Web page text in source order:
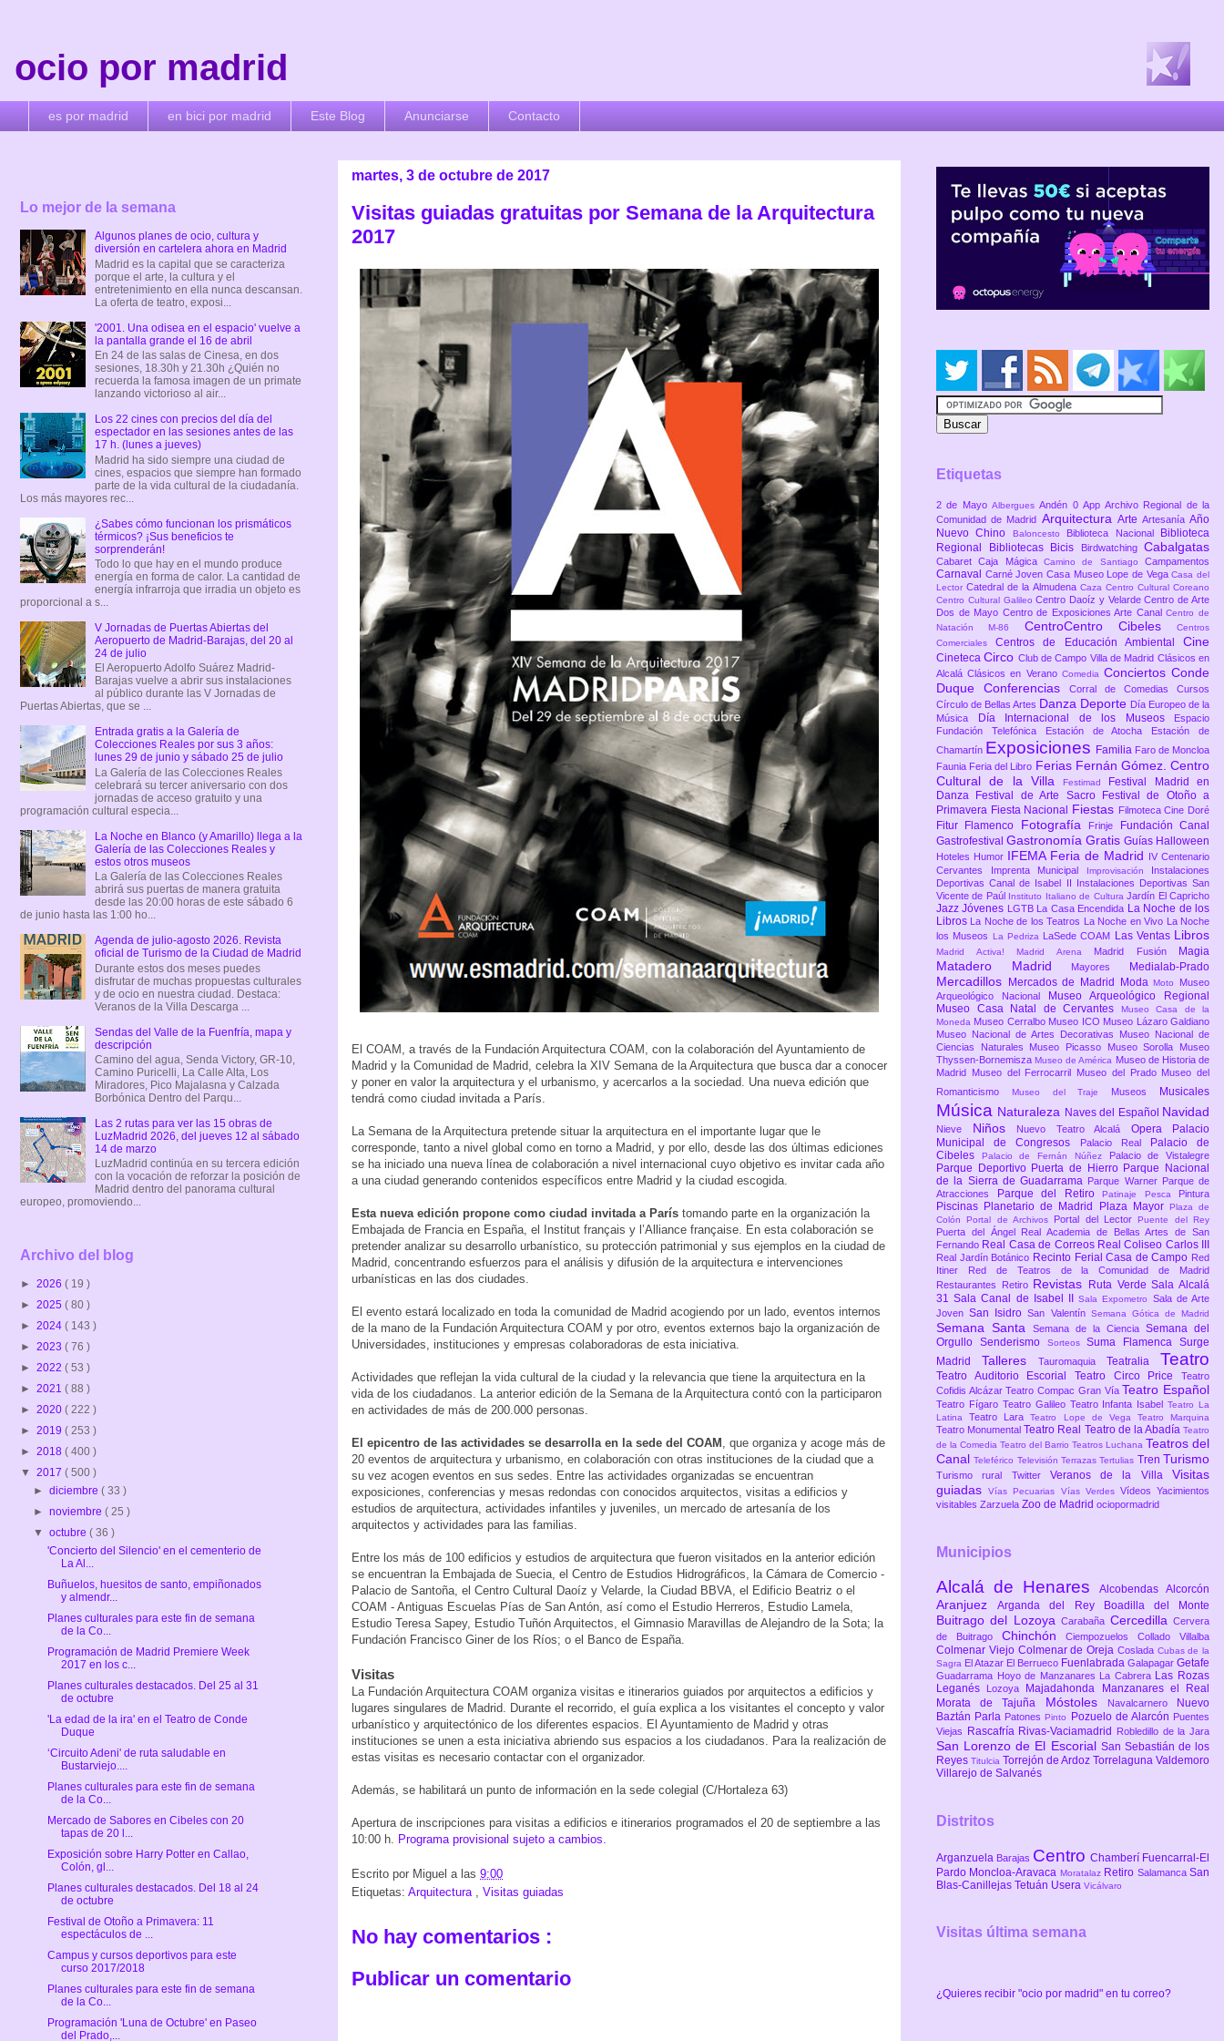
ocio por madrid
es por madrid en bici por madrid Este Blog Anunciarse Contacto
martes, 3 de octubre de 2017
Visitas guiadas gratuitas por Semana de la Arquitectura
2017
El COAM, a través de la Fundación Arquitectura COAM, con la colaboración del Ayuntamiento de
Madrid y la Comunidad de Madrid, celebra la XIV Semana de la Arquitectura que busca dar a conocer
y poner en valor la arquitectura y el urbanismo, y acercarlos a la sociedad. Una nueva edición que
tendrá como ciudad invitada a París.
La Semana de la Arquitectura pretende situar la arquitectura en el importante lugar que le
corresponde, tanto a nivel global como en torno a Madrid, y por ello, desde las dos últimas ediciones
se ha iniciado una nueva línea de colaboración a nivel internacional cuyo objetivo es invitar cada año
a una ciudad generando contenidos específicos entre Madrid y la ciudad escogida.
Esta nueva edición propone como ciudad invitada a París tomando parte en la organización la
Embajada de Francia en España, el Institut français y l’Alliance française. En esta colaboración se
pretender analizar su desarrollo urbanístico, su protección patrimonial y sus ejemplos en la ciudad de
Madrid, concentrando esfuerzos para el análisis y difusión de la arquitectura e intervenciones
urbanísticas en las dos ciudades.
El evento estará localizado en toda la comunidad de Madrid acogiendo por un lado, eventos internos
de la mano de la Fundación Arquitectura COAM y por otro, eventos externos bajo la organización de
Universidades, instituciones y empresas colaboradoras de esta iniciativa.
Actividades que reflejan la vida cultural de la ciudad y la relevancia que tiene la arquitectura en la
vida de los ciudadanos. La anterior edición de la Semana de la Arquitectura contó con la participaron
en actividades de más de 200.000 personas.
El epicentro de las actividades se desarrolla en la sede del COAM
, que organiza y acoge más de
20 eventos de arquitectura y urbanismo, en colaboración con otras instituciones de la ciudad que a
su vez acogen eventos en sus sedes. Entre las actividades organizadas se encuentran
exposiciones, conferencias y mesas redondas con conocidos arquitectos, visitas a edificios y
estudios de arquitectura, actividades infantiles y juveniles, un mercado de artesanía de los
arquitectos y actividades para las familias.
Entre los más de 100 edificios y estudios de arquitectura que fueron visitados en la anterior edición
se encuentran la Embajada de Suecia, el Centro de Estudios Hidrográficos, la Cámara de Comercio -
Palacio de Santoña, el Centro Cultural Daoíz y Velarde, la Ciudad BBVA, el Edificio Beatriz o el
COAM - Antiguas Escuelas Pías de San Antón, así como el Estudio Herreros, Estudio Lamela,
Estudio Teresa Sapey, Estudio Tuñón Arquitectos, el Gimnasio Maravillas de Alejandro de la Sota; la
Fundación Francisco Giner de los Ríos; o el Banco de España.
Visitas
La Fundación Arquitectura COAM organiza visitas e itinerarios guiados por arquitectos a edificios y
lugares singulares de Madrid. Durante el recorrido, el guía explica a los visitantes el concepto y valor
urbanístico y arquitectónico de los diferentes espacios. El Ayuntamiento de Madrid y otras
instituciones se unen a esta iniciativa abriendo sus espacios a los ciudadanos. Para la realización de
estas visitas es necesario contactar con el organizador.
Además, se habilitará un punto de información en la sede colegial (C/Hortaleza 63)
Apertura de inscripciones para visitas a edificios e itinerarios programados el 20 de septiembre a las
10:00 h.
Programa provisional sujeto a cambios.
Escrito por Miguel a las 9:00
Etiquetas: Arquitectura , Visitas guiadas
No hay comentarios :
Publicar un comentario
Lo mejor de la semana
Algunos planes de ocio, cultura y
diversión en cartelera ahora en Madrid
Madrid es la capital que se caracteriza
porque el arte, la cultura y el
entretenimiento en ella nunca descansan.
La oferta de teatro, exposi...
'2001. Una odisea en el espacio' vuelve a
la pantalla grande el 16 de abril
En 24 de las salas de Cinesa, en dos
sesiones, 18.30h y 21.30h ¿Quién no
recuerda la famosa imagen de un primate
lanzando victorioso al air...
Los 22 cines con precios del día del
espectador en las sesiones antes de las
17 h. (lunes a jueves)
Madrid ha sido siempre una ciudad de
cines, espacios que siempre han formado
parte de la vida cultural de la ciudadanía.
Los más mayores rec...
¿Sabes cómo funcionan los prismáticos
térmicos? ¡Sus beneficios te
sorprenderán!
Todo lo que hay en el mundo produce
energía en forma de calor. La cantidad de
energía infrarroja que irradia un objeto es
proporcional a s...
V Jornadas de Puertas Abiertas del
Aeropuerto de Madrid-Barajas, del 20 al
24 de julio
El Aeropuerto Adolfo Suárez Madrid-
Barajas vuelve a abrir sus instalaciones
al público durante las V Jornadas de
Puertas Abiertas, que se ...
Entrada gratis a la Galería de
Colecciones Reales por sus 3 años:
lunes 29 de junio y sábado 25 de julio
La Galería de las Colecciones Reales
celebrará su tercer aniversario con dos
jornadas de acceso gratuito y una
programación cultural especia...
La Noche en Blanco (y Amarillo) llega a la
Galería de las Colecciones Reales y
estos otros museos
La Galería de las Colecciones Reales
abrirá sus puertas de manera gratuita
desde las 20:00 horas de este sábado 6
de junio hasta las 1:00 ho...
Agenda de julio-agosto 2026. Revista
oficial de Turismo de la Ciudad de Madrid
Durante estos dos meses puedes
disfrutar de muchas propuestas culturales
y de ocio en nuestra ciudad. Destaca:
Veranos de la Villa Descarga ...
Sendas del Valle de la Fuenfría, mapa y
descripción
Camino del agua, Senda Victory, GR-10,
Camino Puricelli, La Calle Alta, Los
Miradores, Pico Majalasna y Calzada
Borbónica Dentro del Parqu...
Las 2 rutas para ver las 15 obras de
LuzMadrid 2026, del jueves 12 al sábado
14 de marzo
LuzMadrid continúa en su tercera edición
con la vocación de reforzar la posición de
Madrid dentro del panorama cultural
europeo, promoviendo...
Archivo del blog
► 2026 ( 19 )
► 2025 ( 80 )
► 2024 ( 143 )
► 2023 ( 76 )
► 2022 ( 53 )
► 2021 ( 88 )
► 2020 ( 222 )
► 2019 ( 253 )
► 2018 ( 400 )
▼ 2017 ( 500 )
►diciembre( 33 )
►noviembre( 25 )
▼octubre( 36 )
'Concierto del Silencio' en el cementerio de
La Al...
Buñuelos, huesitos de santo, empiñonados
y almendr...
Planes culturales para este fin de semana
de la Co...
Programación de Madrid Premiere Week
2017 en los c...
Planes culturales destacados. Del 25 al 31
de octubre
'La edad de la ira' en el Teatro de Conde
Duque
‘Circuito Adeni' de ruta saludable en
Bustarviejo....
Planes culturales para este fin de semana
de la Co...
Mercado de Sabores en Cibeles con 20
tapas de 20 l...
Exposición sobre Harry Potter en Callao,
Colón, gl...
Planes culturales destacados. Del 18 al 24
de octubre
Festival de Otoño a Primavera: 11
espectáculos de ...
Campus y cursos deportivos para este
curso 2017/2018
Planes culturales para este fin de semana
de la Co...
Programación 'Luna de Octubre' en Paseo
del Prado,...
Etiquetas
2 de Mayo AlberguesAndén 0 AppArchivo Regional de la
Comunidad de Madrid Arquitectura Arte ArtesaníaAño
Nuevo Chino
Baloncesto Biblioteca Nacional
Biblioteca
Regional
Bibliotecas Bicis Birdwatching Cabalgatas
CabaretCaja MágicaCamino de SantiagoCampamentos
Carnaval Carné JovenCasa Museo Lope de VegaCasa del
LectorCatedral de la Almudena Caza Centro Cultural Coreano
Centro Cultural GalileoCentro Daoíz y VelardeCentro de Arte
Dos de Mayo Centro de Exposiciones Arte CanalCentro de
Natación M-86 CentroCentro Cibeles
Centros
ComercialesCentros de Educación AmbientalCine
CinetecaCirco Club de Campo Villa de Madrid Clásicos en
AlcaláClásicos en Verano Comedia ConciertosConde
Duque Conferencias Corral de Comedias Cursos
Círculo de Bellas Artes Danza Deporte Día Europeo de la
Música
Día Internacional de los Museos
Espacio
Fundación Telefónica
Estación de Atocha
Estación de
Chamartín Exposiciones Familia Faro de Moncloa
Faunia Feria del Libro Ferias Fernán Gómez. Centro
Cultural de la VillaFestimad
Festival Madrid en
Danza
Festival de Arte Sacro
Festival de Otoño a
Primavera Fiesta Nacional Fiestas Filmoteca Cine Doré
Fitur Flamenco Fotografía Frinje
Fundación Canal
Gastrofestival Gastronomía Gratis Guías Halloween
Hoteles Humor IFEMA Feria de Madrid
IV Centenario
Cervantes
Imprenta Municipal Improvisación
Instalaciones
Deportivas Canal de Isabel II
Instalaciones Deportivas San
Vicente de Paúl
Instituto Italiano de CulturaJardín El Capricho
JazzJóvenes LGTB La Casa Encendida La Noche de los
Libros
La Noche de los Teatros La Noche en Vivo
La Noche
los Museos
La Pedriza LaSede COAM Las Ventas Libros
Madrid Activa! Madrid Arena Madrid Fusión Magia
Matadero Madrid Mayores Medialab-Prado
Mercadillos Mercados de Madrid ModaMoto Museo
Arqueológico Nacional
Museo Arqueológico Regional
Museo Casa Natal de Cervantes
Museo Casa de la
Moneda Museo Cerralbo Museo ICO Museo Lázaro Galdiano
Museo Nacional de Artes Decorativas Museo Nacional de
Ciencias Naturales Museo Picasso Museo Sorolla Museo
Thyssen-BornemiszaMuseo de América Museo de Historia de
Madrid
Museo del Ferrocarril Museo del Prado Museo del
Romanticismo
Museo del Traje Museos Musicales
Música Naturaleza Naves del Español Navidad
Nieve Niños Nuevo Teatro Alcalá Opera
Palacio
Municipal de Congresos
Palacio Real
Palacio de
Cibeles
Palacio de Fernán Núñez Palacio de Vistalegre
Parque Deportivo Puerta de Hierro Parque Nacional
de la Sierra de Guadarrama Parque Warner Parque de
Atracciones
Parque del Retiro Patinaje Pesca Pintura
Piscinas Planetario de Madrid Plaza Mayor
Plaza de
Colón Portal de Archivos Portal del LectorPuente del Rey
Puerta del Ángel
Real Academia de Bellas Artes de San
Fernando Real Casa de Correos Real Coliseo Carlos III
Real Jardín Botánico Recinto Ferial Casa de Campo Red
Itiner
Red de Teatros de la Comunidad de Madrid
Restaurantes
Retiro Revistas Ruta VerdeSala Alcalá
31Sala Canal de Isabel IISala Expometro Sala de Arte
JovenSan IsidroSan Valentín Semana Gótica de Madrid
Semana Santa Semana de la Ciencia Semana del
Orgullo Senderismo SorteosSuma FlamencaSurge
Madrid Talleres Tauromaquia Teatralia Teatro
Teatro Auditorio Escorial Teatro Circo Price Teatro
Cofidis AlcázarTeatro Compac Gran Vía Teatro Español
Teatro Fígaro Teatro Galileo Teatro Infanta IsabelTeatro La
Latina Teatro LaraTeatro Lope de Vega Teatro Marquina
Teatro Monumental Teatro Real Teatro de la Abadía Teatro
de la Comedia Teatro del Barrio Teatros Luchana Teatros del
CanalTeleférico TelevisiónTerrazasTertulias Tren Turismo
Turismo rural Twitter Veranos de la VillaVisitas
guiadasVías Pecuarias Vías Verdes VídeosYacimientos
visitables Zarzuela Zoo de Madrid ociopormadrid
Municipios
Alcalá de Henares Alcobendas Alcorcón
AranjuezArganda del Rey Boadilla del Monte
Buitrago del LozoyaCarabaña CercedillaCervera
de Buitrago ChinchónCiempozuelosCollado Villalba
Colmenar Viejo Colmenar de Oreja Coslada Cubas de la
Sagra El Atazar El Berrueco Fuenlabrada Galapagar Getafe
Guadarrama Hoyo de Manzanares La Cabrera Las Rozas
Leganés
Lozoya Majadahonda
Manzanares el Real
Morata de Tajuña Móstoles Navalcarnero
Nuevo
Baztán Parla PatonesPinto Pozuelo de Alarcón Puentes
Viejas
Rascafría Rivas-Vaciamadrid Robledillo de la Jara
San Lorenzo de El Escorial San Sebastián de los
Reyes Titulcia Torrejón de Ardoz Torrelaguna Valdemoro
Villarejo de Salvanés
Distritos
Arganzuela Barajas Centro Chamberí Fuencarral-El
Pardo Moncloa-Aravaca Moratalaz Retiro SalamancaSan
Blas-Canillejas Tetuán Usera Vicálvaro
Visitas última semana
¿Quieres recibir "ocio por madrid" en tu correo?